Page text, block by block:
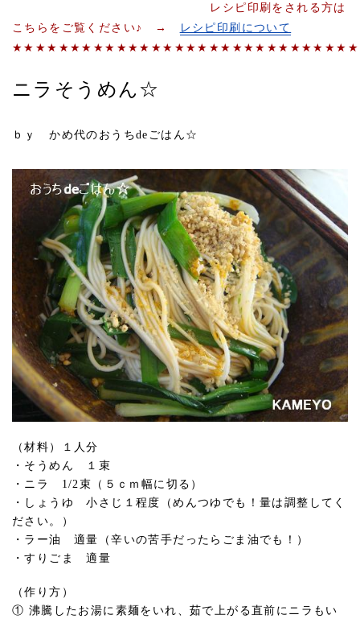
レシピ印刷をされる方は
こちらをご覧ください♪ →
レシピ印刷について
ニラそうめん☆
ｂｙ かめ代のおうちdeごはん☆
（材料）１人分
・そうめん １束
・ニラ 1/2束（５ｃｍ幅に切る）
・しょうゆ 小さじ１程度（めんつゆでも！量は調整してく
ださい。）
・ラー油 適量（辛いの苦手だったらごま油でも！）
・すりごま 適量
（作り方）
① 沸騰したお湯に素麺をいれ、茹で上がる直前にニラもい